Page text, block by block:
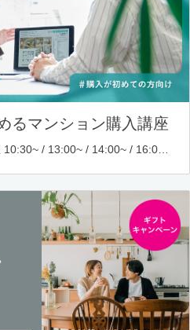
るマンション購入講座